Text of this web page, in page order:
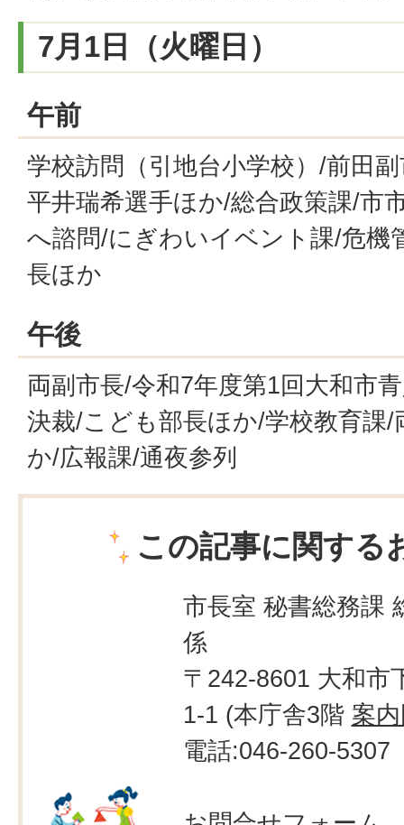
7月1日（火曜日）
午前
学校訪問（引地台小学校）/前田
平井瑞希選手ほか/総合政策課/市
へ諮問/にぎわいイベント課/危機
長ほか
午後
両副市長/令和7年度第1回大和市
決裁/こども部長ほか/学校教育課/
か/広報課/通夜参列
この記事に関する
市長室 秘書総務課
係
〒242-8601 大和市
1-1 (本庁舎3階 案
電話:046-260-5307